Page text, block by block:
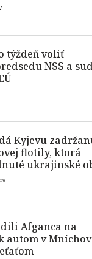
týždeň voliť
NSS a
Kyjevu
flotily, ktorá
ukrajinské
Afganca na
autom v